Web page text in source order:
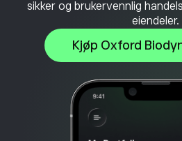
sikker og brukervennlig
eiendeler.
Kjøp Oxford